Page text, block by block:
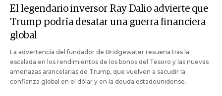
El legendario inversor Ray Dalio advierte que
Trump podría desatar una guerra financiera
global
La advertencia del fundador de Bridgewater resuena tras la
escalada en los rendimientos de los bonos del Tesoro y las nuevas
amenazas arancelarias de Trump, que vuelven a sacudir la
confianza global en el dólar y en la deuda estadounidense.